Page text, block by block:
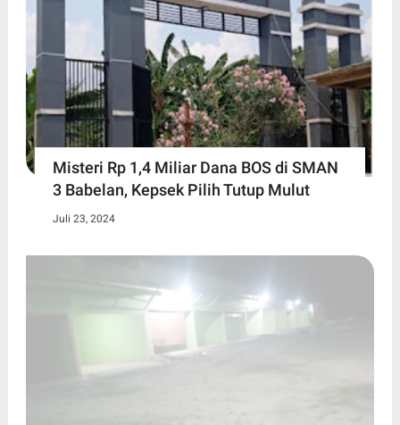
Misteri Rp 1,4 Miliar Dana BOS di SMAN
3 Babelan, Kepsek Pilih Tutup Mulut
Juli 23, 2024